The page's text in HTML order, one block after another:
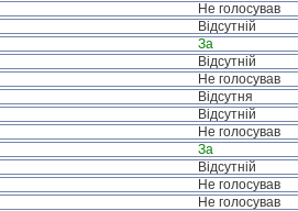
Не голосував
Відсутній
За
Відсутній
Не голосував
Відсутня
Відсутній
Не голосував
За
Відсутній
Не голосував
Не голосував